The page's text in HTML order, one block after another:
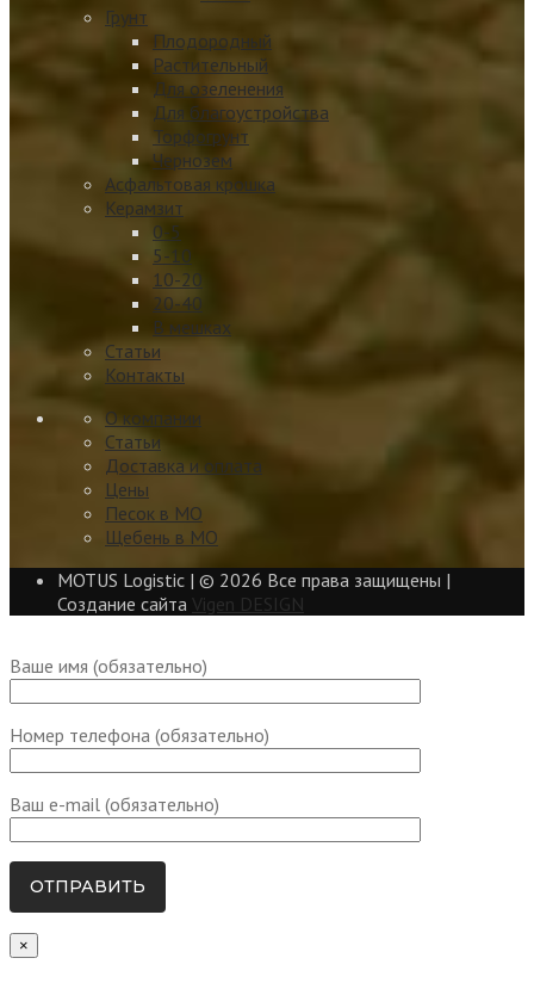
Грунт
Плодородный
Растительный
Для озеленения
Для благоустройства
Торфогрунт
Чернозем
Асфальтовая крошка
Керамзит
0-5
5-10
10-20
20-40
В мешках
Статьи
Контакты
О компании
Статьи
Доставка и оплата
Цены
Песок в МО
Щебень в МО
MOTUS Logistic | © 2026 Все права защищены |
Создание сайта Vigen DESIGN
Ваше имя (обязательно)
Номер телефона (обязательно)
Ваш e-mail (обязательно)
×